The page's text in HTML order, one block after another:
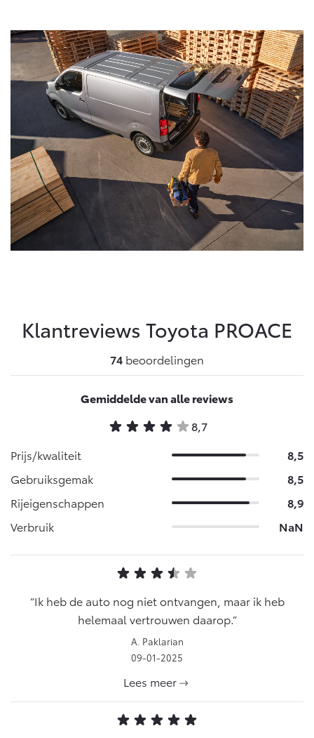
Klantreviews Toyota PROACE
74 beoordelingen
Gemiddelde van alle reviews
8,7
Prijs/kwaliteit
8,5
Gebruiksgemak
8,5
Rijeigenschappen
8,9
Verbruik
NaN
Ik heb de auto nog niet ontvangen, maar ik heb
helemaal vertrouwen daarop.
A. Paklarian
09-01-2025
Lees meer